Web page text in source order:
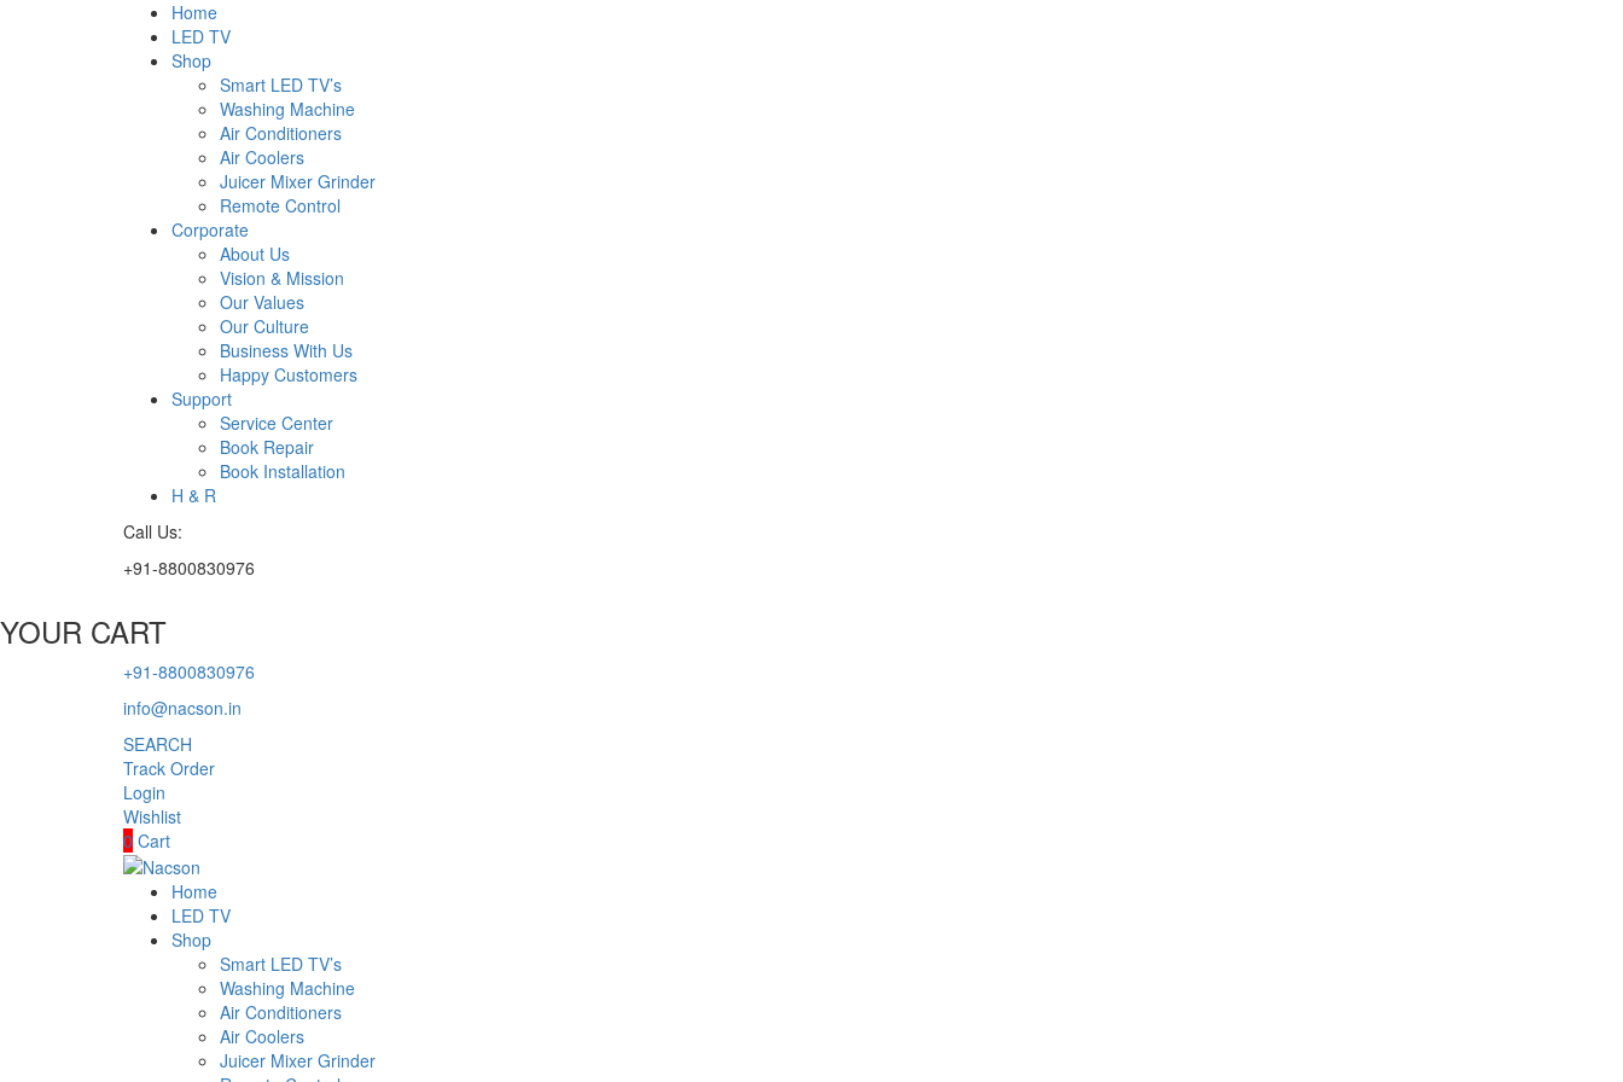
Home
LED TV
Shop
Smart LED TV’s
Washing Machine
Air Conditioners
Air Coolers
Juicer Mixer Grinder
Remote Control
Corporate
About Us
Vision & Mission
Our Values
Our Culture
Business With Us
Happy Customers
Support
Service Center
Book Repair
Book Installation
H & R
Call Us:
+91-8800830976
YOUR CART
+91-8800830976
info@nacson.in
SEARCH
Track Order
Login
Wishlist
0 Cart
Home
LED TV
Shop
Smart LED TV’s
Washing Machine
Air Conditioners
Air Coolers
Juicer Mixer Grinder